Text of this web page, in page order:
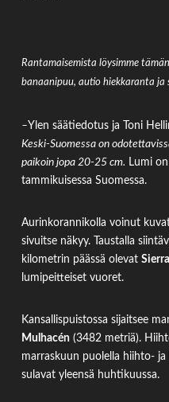
Rantamaisemista löysimme
banaanipuu, autio hiekkaranta ja
–Ylen säätiedotus ja Toni
Keski-Suomessa on
paikoin jopa 20-25 cm. Lumi
tammikuisessa Suomessa.
Aurinkorannikolla voinut
sivuitse näkyy. Taustalla
kilometrin päässä olevat
lumipeitteiset vuoret.
Kansallispuistossa sijaitsee
Mulhacén(3482 metriä).
marraskuun puolella hiihto-
sulavat yleensä huhtikuussa.